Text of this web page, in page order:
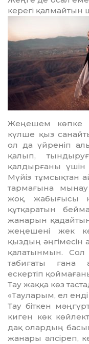
керегі қалмайтын
Жеңешем көпке
күлше қыз
ол да үй­реніп
қалып,
қалдырғаны үшін
Мүйіз тұмсықтан
тармағына мынау
жоқ, жабығысы
құтқара­тын
жанарын
жеңешені жек
қыздың әңгімесін
қалатынмын. Сол
табиғаты ғана
ескертіп
Тау жаққа көз
«Тауларым, ел
Тау біткен
киген көк
дақ олардың
жанары әлсіреп,